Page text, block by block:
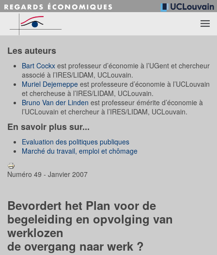
Accéder au contenu principal
Les auteurs
Bart Cockx est professeur d’économie à l’UGent et chercheur
associé à l’IRES/LIDAM, UCLouvain.
Muriel Dejemeppe est professeure d’économie à l’UCLouvain
et chercheuse à l’IRES/LIDAM, UCLouvain.
Bruno Van der Linden est professeur émérite d’économie à
l’UCLouvain et chercheur à l’IRES/LIDAM, UCLouvain.
En savoir plus sur...
Evaluation des politiques publiques
Marché du travail, emploi et chômage
Numéro 49 - Janvier 2007
Bevordert het Plan voor de
begeleiding en opvolging van
werklozen
de overgang naar werk ?